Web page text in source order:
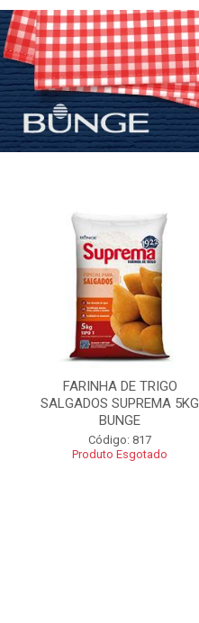
FARINHA DE TRIGO
SALGADOS SUPREMA 5KG
BUNGE
Código: 817
Produto Esgotado